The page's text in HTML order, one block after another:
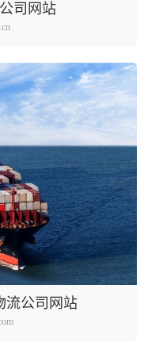
司网站
流公司网站